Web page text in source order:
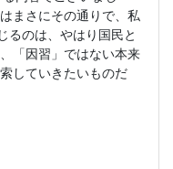
まさにその通りで、私
るのは、やはり国民と
「因習」ではない本来
していきたいものだ